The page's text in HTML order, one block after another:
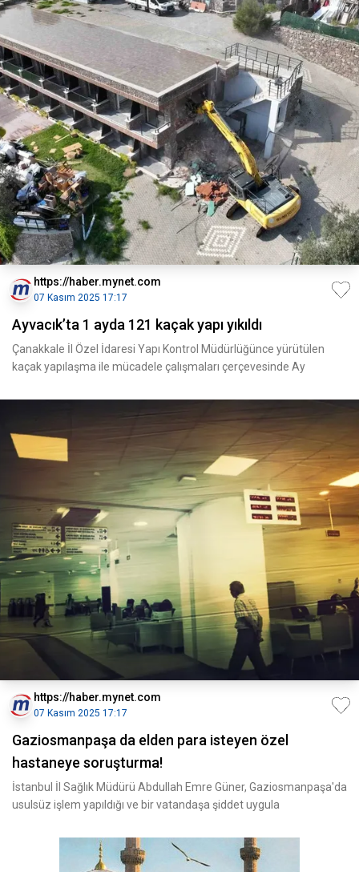
https://haber.mynet.com
07 Kasım 2025 17:17
Ayvacık’ta 1 ayda 121 kaçak yapı yıkıldı
Çanakkale İl Özel İdaresi Yapı Kontrol Müdürlüğünce yürütülen
kaçak yapılaşma ile mücadele çalışmaları çerçevesinde Ay
https://haber.mynet.com
07 Kasım 2025 17:17
Gaziosmanpaşa da elden para isteyen özel
hastaneye soruşturma!
İstanbul İl Sağlık Müdürü Abdullah Emre Güner, Gaziosmanpaşa'da
usulsüz işlem yapıldığı ve bir vatandaşa şiddet uygula